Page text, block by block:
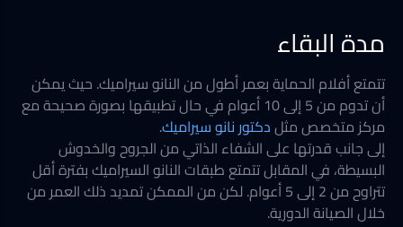
مدة البقاء
تتمتع أفلام الحماية بعمر أطول من النانو سيراميك. حيث يمكن
أن تدوم من 5 إلى 10 أعوام في حال تطبيقها بصورة صحيحة مع
مركز متخصص مثلدكتور نانو سيراميك.
إلى جانب قدرتها على الشفاء الذاتي من الجروح والخدوش
البسيطة، في المقابل تتمتع طبقات النانو السيراميك بفترة أقل
تتراوح من 2 إلى 5 أعوام. لكن من الممكن تمديد ذلك العمر من
خلال الصيانة الدورية.